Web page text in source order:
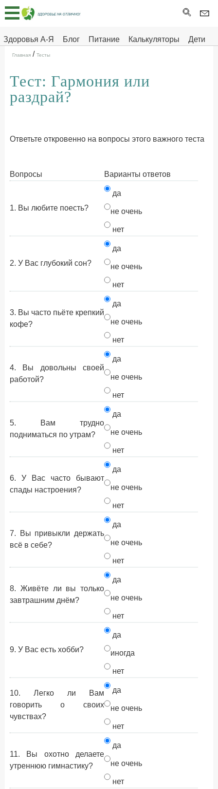
Здоровья А-Я Блог Питание Калькуляторы
Дети
Главная
Тесты
Про
ДЕТЯМ
Главная / Тесты
Тест: Гармония или
раздрай?
Ответьте откровенно на вопросы этого важного теста
Вопросы Варианты ответов
1. Вы любите поесть?
да
не очень
нет
2. У Вас глубокий сон?
да
не очень
нет
3. Вы часто пьёте крепкий
кофе?
да
не очень
нет
4. Вы довольны своей
работой?
да
не очень
нет
5. Вам трудно
подниматься по утрам?
да
не очень
нет
6. У Вас часто бывают
спады настроения?
да
не очень
нет
7. Вы привыкли держать
всё в себе?
да
не очень
нет
8. Живёте ли вы только
завтрашним днём?
да
не очень
нет
9. У Вас есть хобби?
да
иногда
нет
10. Легко ли Вам
говорить о своих
чувствах?
да
не очень
нет
11. Вы охотно делаете
утреннюю гимнастику?
да
не очень
нет